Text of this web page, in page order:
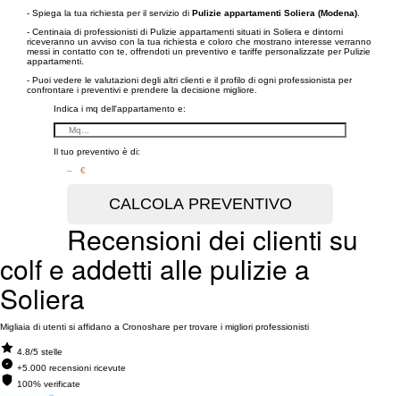
- Spiega la tua richiesta per il servizio di Pulizie appartamenti Soliera (Modena)
- Centinaia di professionisti di Pulizie appartamenti situati in Soliera e dintorni
riceveranno un avviso con la tua richiesta e coloro che mostrano interesse verranno
messi in contatto con te, offrendoti un preventivo e tariffe personalizzate per Pulizie
appartamenti.
- Puoi vedere le valutazioni degli altri clienti e il profilo di ogni professionista per
confrontare i preventivi e prendere la decisione migliore.
Indica i mq dell'appartamento e:
Il tuo preventivo è di:
– €
Recensioni dei clienti su
colf e addetti alle pulizie a
Soliera
Migliaia di utenti si affidano a Cronoshare per trovare i migliori professionisti
4.8/5 stelle
+5.000 recensioni ricevute
100% verificate